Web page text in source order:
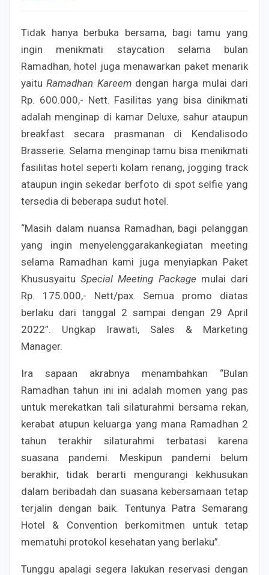
Tidak hanya berbuka bersama, bagi tamu yang
ingin menikmati staycation selama bulan
Ramadhan, hotel juga menawarkan paket menarik
yaituRamadhan Kareem dengan harga mulai dari
Rp. 600.000,- Nett. Fasilitas yang bisa dinikmati
adalah menginap di kamar Deluxe, sahur ataupun
breakfast secara prasmanan di Kendalisodo
Brasserie. Selama menginap tamu bisa menikmati
fasilitas hotel seperti kolam renang, jogging track
ataupun ingin sekedar berfoto di spot selfie yang
tersedia di beberapa sudut hotel.
“Masih dalam nuansa Ramadhan, bagi pelanggan
yang ingin menyelenggarakankegiatan meeting
selama Ramadhan kami juga menyiapkan Paket
KhususyaituSpecial Meeting Package mulai dari
Rp. 175.000,- Nett/pax. Semua promo diatas
berlaku dari tanggal 2 sampai dengan 29 April
2022”. Ungkap Irawati, Sales & Marketing
Manager.
Ira sapaan akrabnya menambahkan “Bulan
Ramadhan tahun ini ini adalah momen yang pas
untuk merekatkan tali silaturahmi bersama rekan,
kerabat atupun keluarga yang mana Ramadhan 2
tahun terakhir silaturahmi terbatasi karena
suasana pandemi. Meskipun pandemi belum
berakhir, tidak berarti mengurangi kekhusukan
dalam beribadah dan suasana kebersamaan tetap
terjalin dengan baik. Tentunya Patra Semarang
Hotel & Convention berkomitmen untuk tetap
mematuhi protokol kesehatan yang berlaku”.
Tunggu apalagi segera lakukan reservasi dengan